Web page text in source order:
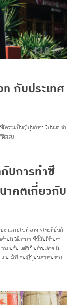
กับประเทศ
ที่มีความเป็นญี่ปุ่นก็ชอบไปหมดจำ
ดเลย
บการทำซี
าคตเกี่ยวกับ
ะ แต่การไปทำอาหารไทยที่นั่นก็
นไม่ได้เท่าเรา ทีนี้มันมีร้านอา
เช่นกัน แต่ก็เป็นร้านเล็กๆ ไม่
เช่น ผักชี คนญี่ปุ่นหลายคนชอบ